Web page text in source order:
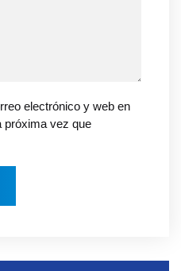
electrónico y web en
próxima vez que